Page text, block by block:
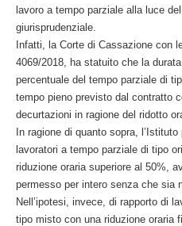
lavoro a tempo parziale alla luce
giurisprudenziale.
Infatti, la Corte di Cassazione con
4069/2018, ha statuito che la
percentuale del tempo parziale di
tempo pieno previsto dal contratto
decurtazioni in ragione del ridotto
In ragione di quanto sopra,
lavoratori a tempo parziale di tipo
riduzione oraria superiore al 50%,
permesso per intero senza che sia
Nell’ipotesi, invece, di rapporto di
tipo misto con una riduzione oraria